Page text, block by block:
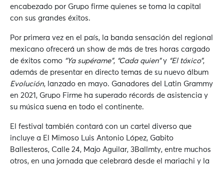
encabezado por Grupo firme quienes se toma la capital
con sus grandes éxitos.
Por primera vez en el país, la banda sensación del regional
mexicano ofrecerá un show de más de tres horas cargado
de éxitos como “Ya supérame”, “Cada quien”y “El tóxico”,
además de presentar en directo temas de su nuevo álbum
Evolución, lanzado en mayo. Ganadores del Latin Grammy
en 2021, Grupo Firme ha superado récords de asistencia y
su música suena en todo el continente.
El festival también contará con un cartel diverso que
incluye a El Mimoso Luis Antonio López, Gabito
Ballesteros, Calle 24, Majo Aguilar, 3Ballmty, entre muchos
otros, en una jornada que celebrará desde el mariachi y la